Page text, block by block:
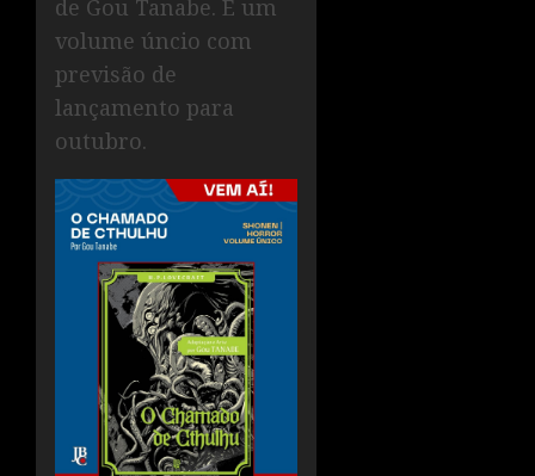
de Gou Tanabe. É um
volume úncio com
previsão de
lançamento para
outubro.